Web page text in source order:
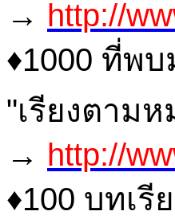
→ http://
♦1000 ที่พ
"เรียงตาม
→ http://
♦100 บทเ